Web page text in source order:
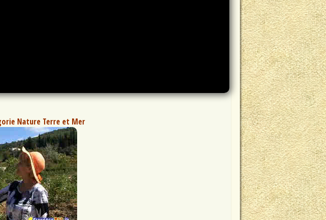
Nature Terre et Mer